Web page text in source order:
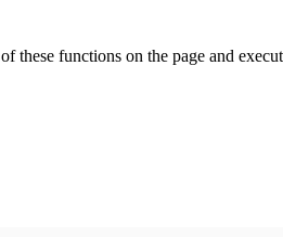
functions on the page and